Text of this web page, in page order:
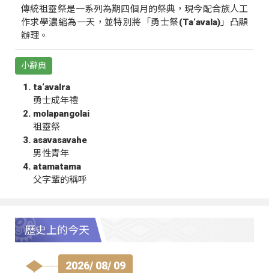
傳統祖靈祭是一系列為期四個月的祭典，現今配合族人工
作求學濃縮為一天，並特別將「勇士祭(Ta‘avala)」凸顯
辦理。
小辭典
ta‘avalra
勇士成年禮
molapangolai
祖靈祭
asavasavahe
男性青年
atamatama
父字輩的稱呼
歷史上的今天
2026/ 08/ 09